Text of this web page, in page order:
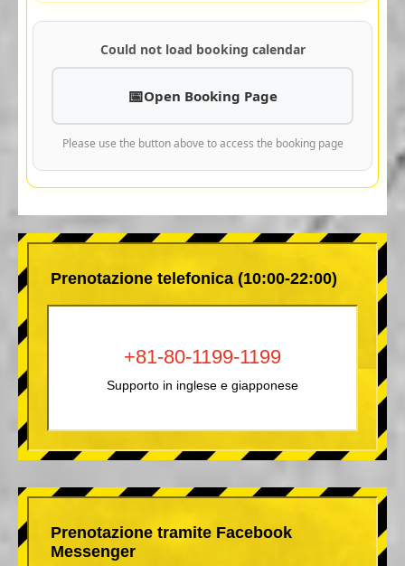
Could not load booking calendar
Open Booking Page
Please use the button above to access the booking page
Prenotazione telefonica (10:00-22:00)
+81-80-1199-1199
Supporto in inglese e giapponese
Prenotazione tramite Facebook
Messenger